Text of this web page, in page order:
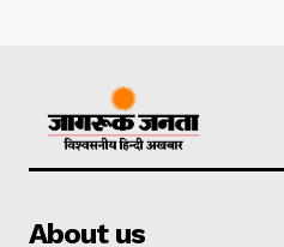
About us